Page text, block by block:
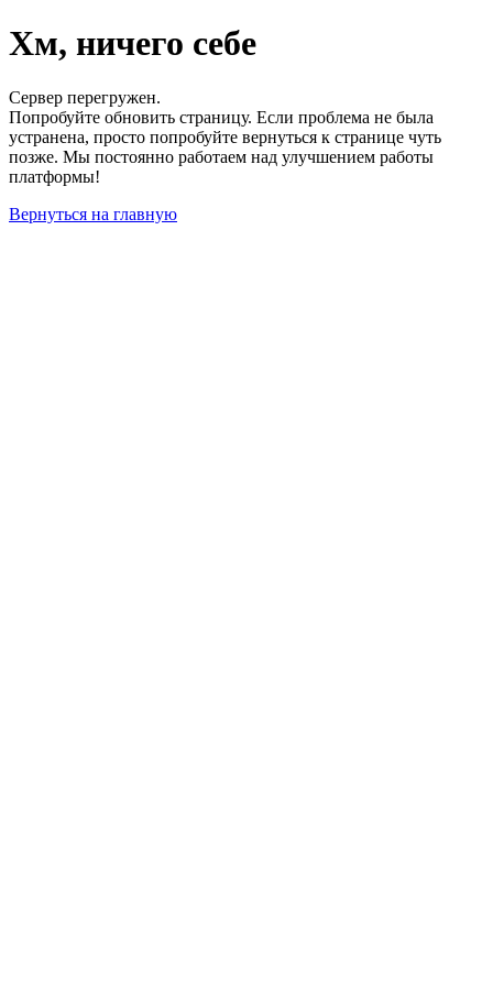
Хм, ничего себе
Сервер перегружен.
Попробуйте обновить страницу. Если проблема не была
устранена, просто попробуйте вернуться к странице чуть
позже. Мы постоянно работаем над улучшением работы
платформы!
Вернуться на главную